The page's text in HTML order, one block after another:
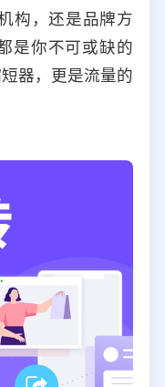
构，还是品牌方
是你不可或缺的
器，更是流量的